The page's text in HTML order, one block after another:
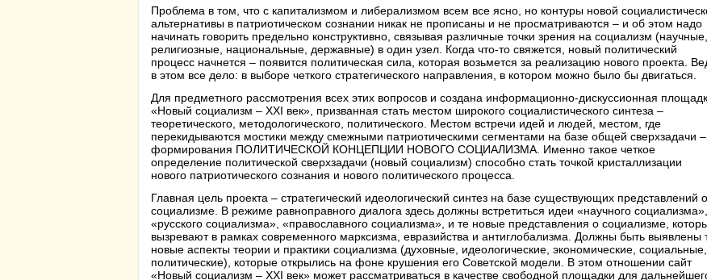
Проблема в том, что с капитализмом и либерализмом всем все ясно, но контуры новой
альтернативы в патриотическом сознании никак не прописаны и не просматриваются – и об этом надо
начинать говорить предельно конструктивно, связывая различные точки зрения на социализм (научные,
религиозные, национальные, державные) в один узел. Когда что-то свяжется, новый политический
процесс начнется – появится политическая сила, которая возьмется за реализацию нового проекта.
в этом все дело: в выборе четкого стратегического направления, в котором можно было бы двигаться.
Для предметного рассмотрения всех этих вопросов и создана информационно-дискуссионная
«Новый социализм – XXI век», призванная стать местом широкого социалистического синтеза –
теоретического, методологического, политического. Местом встречи идей и людей, местом, где
перекидываются мостики между смежными патриотическими сегментами на базе общей сверхзадачи –
формирования ПОЛИТИЧЕСКОЙ КОНЦЕПЦИИ НОВОГО СОЦИАЛИЗМА. Именно такое четкое
определение политической сверхзадачи (новый социализм) способно стать точкой кристаллизации
нового патриотического сознания и нового политического процесса.
Главная цель проекта – стратегический идеологический синтез на базе существующих представлений о
социализме. В режиме равноправного диалога здесь должны встретиться идеи «научного социализма»,
«русского социализма», «православного социализма», и те новые представления о социализме,
вызревают в рамках современного марксизма, евразийства и антиглобализма. Должны быть выявлены
новые аспекты теории и практики социализма (духовные, идеологические, экономические, социальные,
политические), которые открылись на фоне крушения его Советской модели. В этом отношении сайт
«Новый социализм – XXI век» может рассматриваться в качестве свободной площадки для